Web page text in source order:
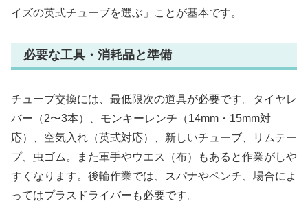
イズの英式チューブを選ぶ」ことが基本です。
必要な工具・消耗品と準備
チューブ交換には、最低限次の道具が必要です。タイヤレ
バー（2〜3本）、モンキーレンチ（14mm・15mm対
応）、空気入れ（英式対応）、新しいチューブ、リムテー
プ、虫ゴム。また軍手やウエス（布）もあると作業がしや
すくなります。後輪作業では、スパナやペンチ、場合によ
ってはプラスドライバーも必要です。